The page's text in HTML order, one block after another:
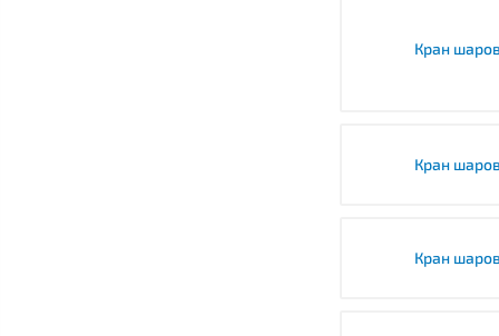
Кран
Кран
Кран